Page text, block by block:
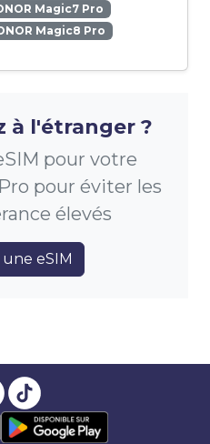
Magic7 Pro
Magic8 Pro
à l'étranger ?
pour votre
pour éviter les
élevés
eSIM